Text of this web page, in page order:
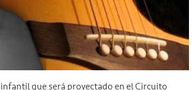
que será proyectado en el Circuito